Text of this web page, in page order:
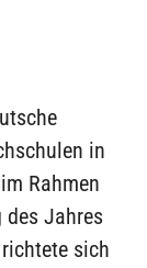
in
Rahmen
Jahres
sich